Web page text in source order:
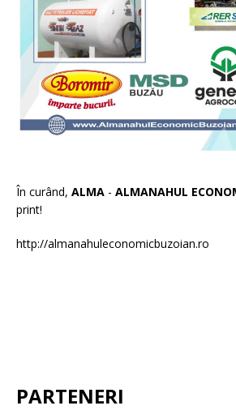
În curând, ALMA - ALMANAHUL
print!
http://almanahuleconomicbuzoian.ro
PARTENERI